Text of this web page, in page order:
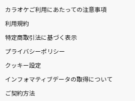
カラオケご利用にあたっての注意事項
利用規約
特定商取引法に基づく表示
プライバシーポリシー
クッキー設定
インフォマティブデータの取得について
ご契約方法